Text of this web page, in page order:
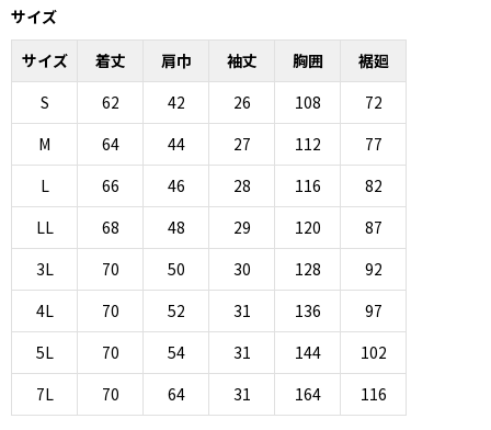
サイズ
サイズ
着丈 肩巾 袖丈 胸囲
裾廻
S
62 42 26 108
72
M
64 44 27 112
77
L
66 46 28 116
82
LL
68 48 29 120
87
3L
70 50 30 128
92
4L
70 52 31 136
97
5L
70 54 31 144
102
7L
70 64 31 164 116